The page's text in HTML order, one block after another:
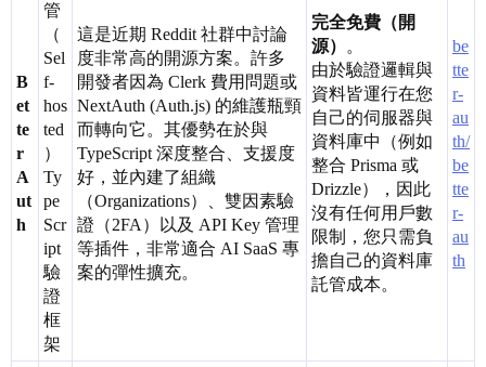
B
et
te
r
A
ut
h
管
（
Sel
f-
hos
ted
）
Ty
pe
Scr
ipt
驗
證
框
架
這是近期 Reddit 社群中討論
度非常高的開源方案。許多
開發者因為 Clerk 費用問題或
NextAuth (Auth.js) 的維護瓶頸
而轉向它。其優勢在於與
TypeScript 深度整合、支援度
好，並內建了組織
（Organizations）、雙因素驗
證（2FA）以及 API Key 管理
等插件，非常適合 AI SaaS 專
案的彈性擴充。
完全免費（開
源）
。
由於驗證邏輯與
資料皆運行在您
自己的伺服器與
資料庫中（例如
整合 Prisma 或
Drizzle），因此
沒有任何用戶數
限制，您只需負
擔自己的資料庫
託管成本。
be
tte
r-
au
th/
be
tte
r-
au
th